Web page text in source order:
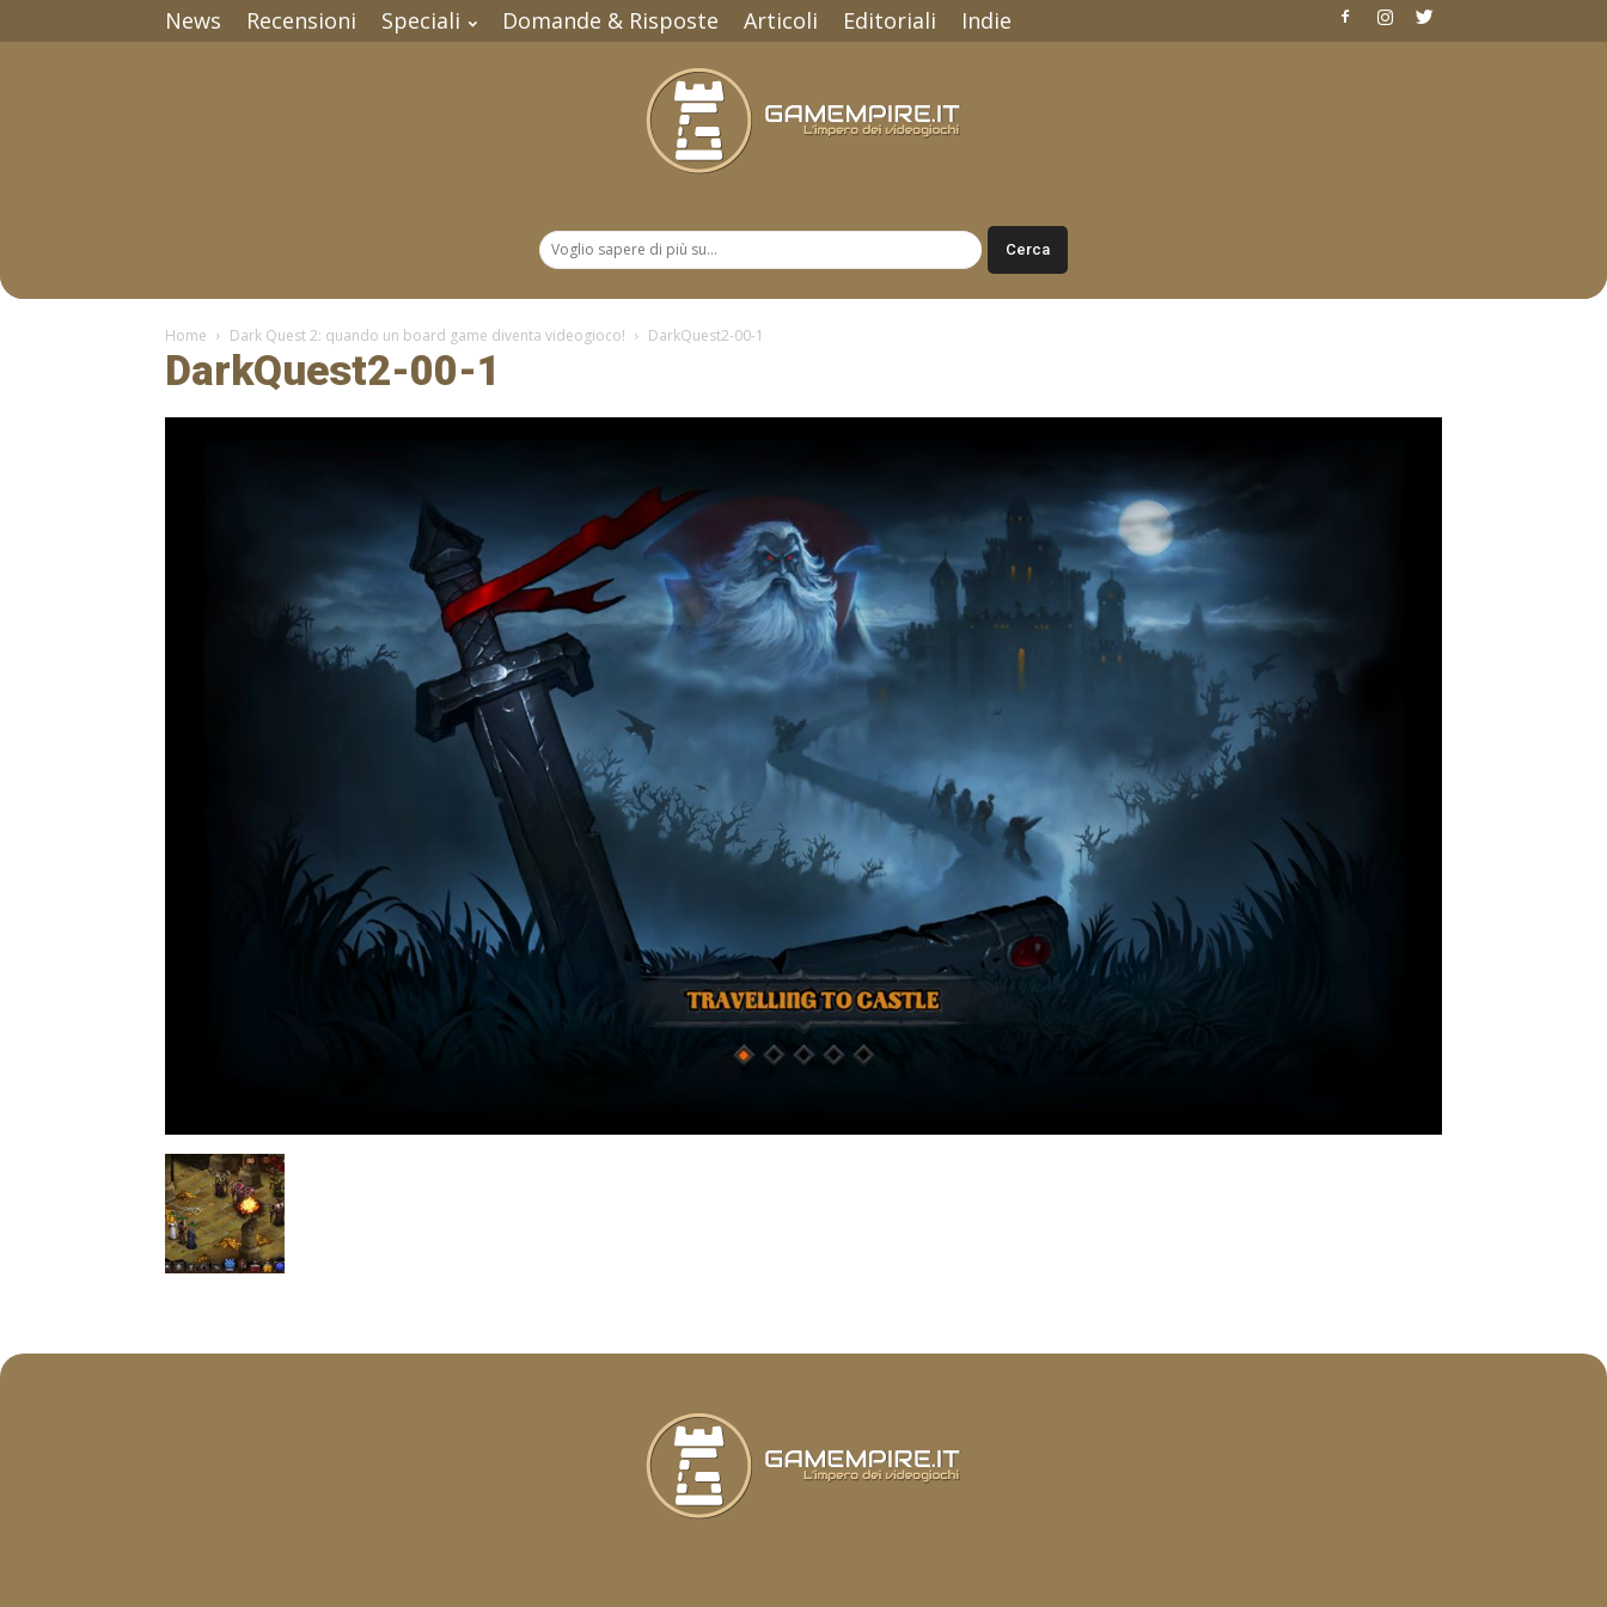
News Recensioni Speciali Domande & Risposte Articoli Editoriali Indie
Home Dark Quest 2: quando un board game diventa videogioco! DarkQuest2-00-1
DarkQuest2-00-1